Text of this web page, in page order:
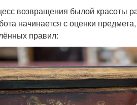
возвращения былой красоты
начинается с оценки
правил: